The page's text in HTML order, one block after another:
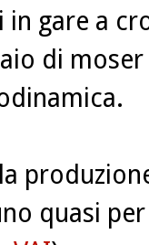
in gare a
di
quasi per